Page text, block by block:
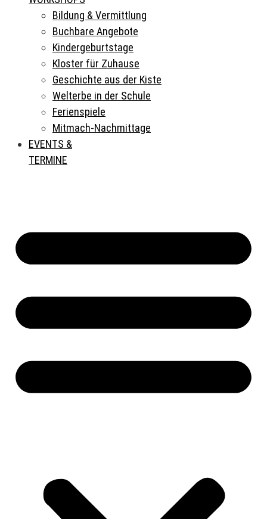
Bildung & Vermittlung
Buchbare Angebote
Kindergeburtstage
Kloster für Zuhause
Geschichte aus der Kiste
Welterbe in der Schule
Ferienspiele
Mitmach-Nachmittage
EVENTS &
TERMINE